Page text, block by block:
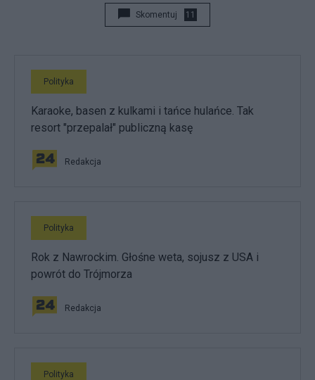
Skomentuj 11
Polityka
Karaoke, basen z kulkami i tańce hulańce. Tak
resort "przepalał" publiczną kasę
Redakcja
Polityka
Rok z Nawrockim. Głośne weta, sojusz z USA i
powrót do Trójmorza
Redakcja
Polityka